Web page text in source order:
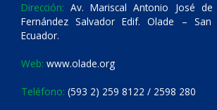
Dirección: Av. Mariscal Antonio José
Fernández Salvador Edif. Olade –
Ecuador.
Web: www.olade.org
Teléfono: (593 2) 259 8122 / 2598 280